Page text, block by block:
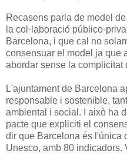
Recasens parla de model
la col·laboració público-
Barcelona, i que cal no
consensuar el model ja que
abordar sense la complicitat
L'ajuntament de Barcelona
responsable i sostenible,
ambiental i social. I això ha
pacte que expliciti el
dir que Barcelona és l'única
Unesco, amb 80 indicadors.